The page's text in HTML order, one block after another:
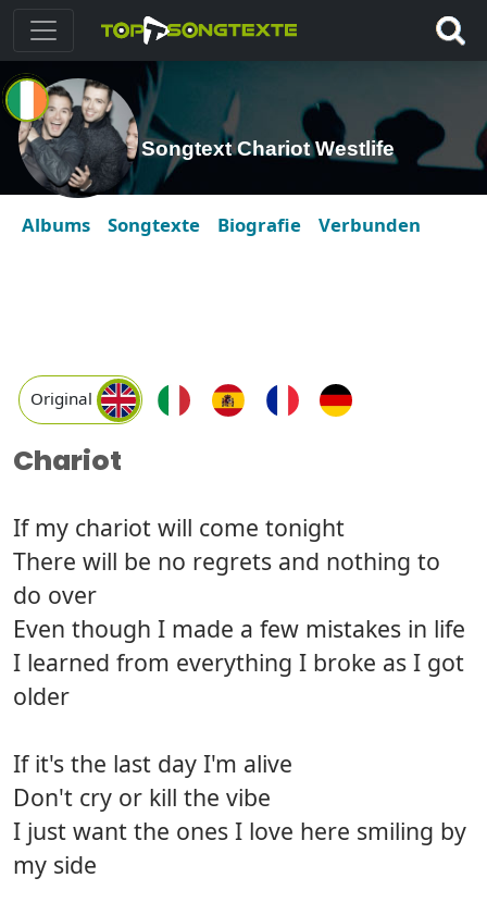
Songtext Chariot Westlife
Albums Songtexte Biografie Verbunden
Original
Chariot
If my chariot will come tonight
There will be no regrets and nothing to
do over
Even though I made a few mistakes in life
I learned from everything I broke as I got
older
If it's the last day I'm alive
Don't cry or kill the vibe
I just want the ones I love here smiling by
my side